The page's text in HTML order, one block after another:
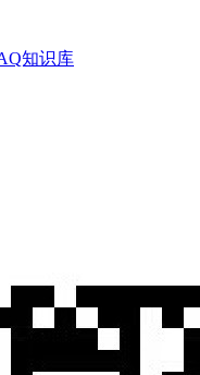
知识库